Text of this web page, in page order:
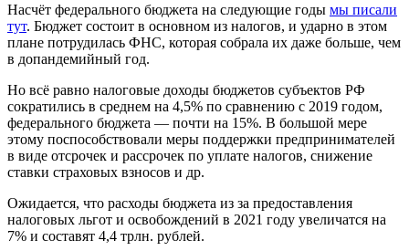
Насчёт федерального бюджета на следующие годы мы писали
тут. Бюджет состоит в основном из налогов, и ударно в этом
плане потрудилась ФНС, которая собрала их даже больше, чем
в допандемийный год.
Но всё равно налоговые доходы бюджетов субъектов РФ
сократились в среднем на 4,5% по сравнению с 2019 годом,
федерального бюджета — почти на 15%. В большой мере
этому поспособствовали меры поддержки предпринимателей
в виде отсрочек и рассрочек по уплате налогов, снижение
ставки страховых взносов и др.
Ожидается, что расходы бюджета из за предоставления
налоговых льгот и освобождений в 2021 году увеличатся на
7% и составят 4,4 трлн. рублей.